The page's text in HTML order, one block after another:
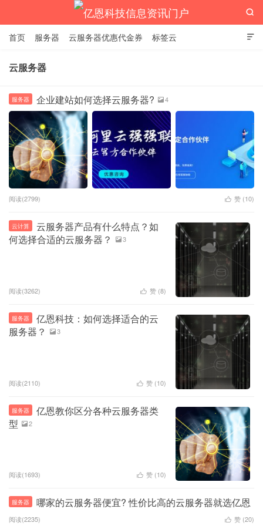
亿恩科技信息资讯门户

首页 服务器 云服务器优惠代金券 标签云

云服务器
服务器 企业建站如何选择云服务器? 4
阅读(2799)  赞 (10)
云计算
云服务器产品有什么特点？如
何选择合适的云服务器？
3
阅读(3262)  赞 (8)
服务器
亿恩科技：如何选择适合的云
服务器？
3
阅读(2110)  赞 (10)
服务器
亿恩教你区分各种云服务器类
型
2
阅读(1693)  赞 (10)
服务器 哪家的云服务器便宜? 性价比高的云服务器就选亿恩
阅读(2235)  赞 (20)